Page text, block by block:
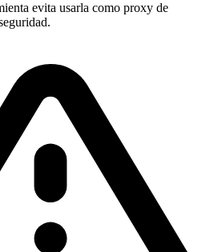
evita usarla como proxy de